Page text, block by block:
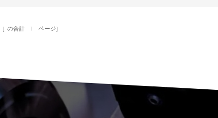
に至るまでの用途に最適で...
[ の合計 1 ページ]